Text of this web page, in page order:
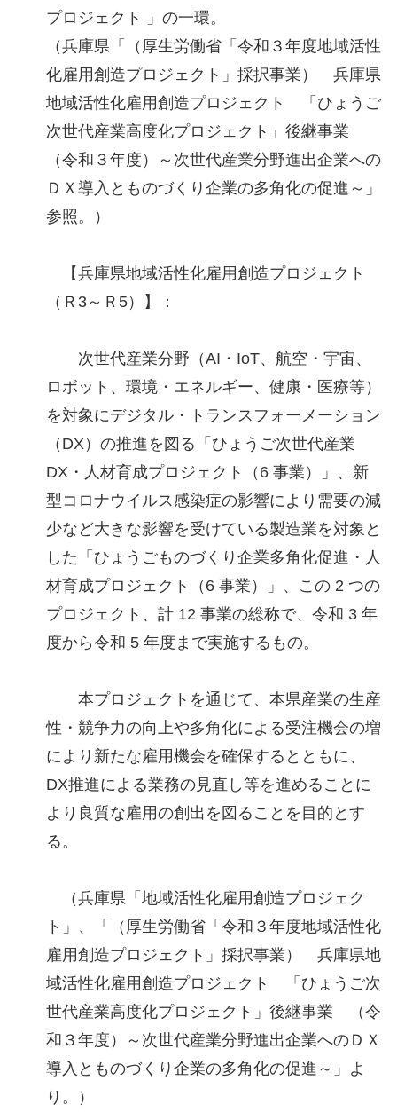
プロジェクト 」の一環。
（兵庫県「（厚生労働省「令和３年度地域活性
化雇用創造プロジェクト」採択事業） 兵庫県
地域活性化雇用創造プロジェクト 「ひょうご
次世代産業高度化プロジェクト」後継事業
（令和３年度）～次世代産業分野進出企業への
ＤＸ導入とものづくり企業の多角化の促進～」
参照。）
【兵庫県地域活性化雇用創造プロジェクト
（Ｒ3～Ｒ5）】：
次世代産業分野（AI・IoT、航空・宇宙、
ロボット、環境・エネルギー、健康・医療等）
を対象にデジタル・トランスフォーメーション
（DX）の推進を図る「ひょうご次世代産業
DX・人材育成プロジェクト（6 事業）」、新
型コロナウイルス感染症の影響により需要の減
少など大きな影響を受けている製造業を対象と
した「ひょうごものづくり企業多角化促進・人
材育成プロジェクト（6 事業）」、この 2 つの
プロジェクト、計 12 事業の総称で、令和 3 年
度から令和 5 年度まで実施するもの。
本プロジェクトを通じて、本県産業の生産
性・競争力の向上や多角化による受注機会の増
により新たな雇用機会を確保するとともに、
DX推進による業務の見直し等を進めることに
より良質な雇用の創出を図ることを目的とす
る。
（兵庫県「地域活性化雇用創造プロジェク
ト」、「（厚生労働省「令和３年度地域活性化
雇用創造プロジェクト」採択事業） 兵庫県地
域活性化雇用創造プロジェクト 「ひょうご次
世代産業高度化プロジェクト」後継事業 （令
和３年度）～次世代産業分野進出企業へのＤＸ
導入とものづくり企業の多角化の促進～」よ
り。）